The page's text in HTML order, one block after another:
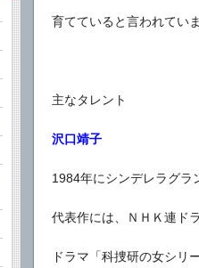
育てていると言われていま
主なタレント
沢口靖子
1984年にシンデレラグラ
代表作には、ＮＨＫ連ド
ドラマ「科捜研の女シリ